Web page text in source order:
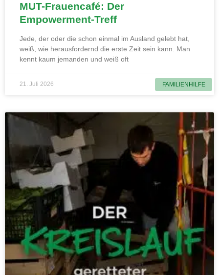
FAMILIENHILFE
MUT-Frauencafé: Der
Empowerment-Treff
Jede, der oder die schon einmal im Ausland gelebt hat,
weiß, wie herausfordernd die erste Zeit sein kann. Man
kennt kaum jemanden und weiß oft
21. Juli 2026